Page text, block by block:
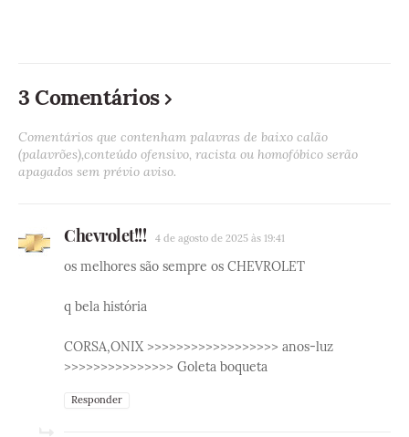
3 Comentários
Comentários que contenham palavras de baixo calão
(palavrões),conteúdo ofensivo, racista ou homofóbico serão
apagados sem prévio aviso.
Chevrolet!!! 4 de agosto de 2025 às 19:41
os melhores são sempre os CHEVROLET
q bela história
CORSA,ONIX >>>>>>>>>>>>>>>>>> anos-luz
>>>>>>>>>>>>>>> Goleta boqueta
Responder